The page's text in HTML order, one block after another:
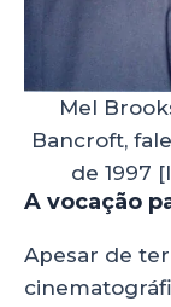
Mel
Bancroft,
de 1997
A vocação
Apesar de